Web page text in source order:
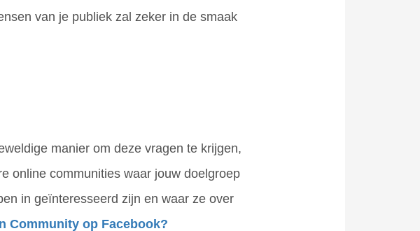
van je publiek zal zeker in de smaak
manier om deze vragen te krijgen,
online communities waar jouw doelgroep
in geïnteresseerd zijn en waar ze over
Community op Facebook?